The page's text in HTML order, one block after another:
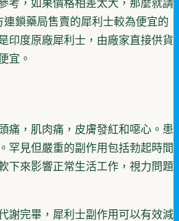
考，如果價格相差太大，那麼就請
鎖藥局售賣的犀利士較為便宜的
印度原廠犀利士，由廠家直接供貨
宜。
痛，肌肉痛，皮膚發紅和噁心。患
罕見但嚴重的副作用包括勃起時間
下來影響正常生活工作，視力問題
謝完畢，犀利士副作用可以有效減